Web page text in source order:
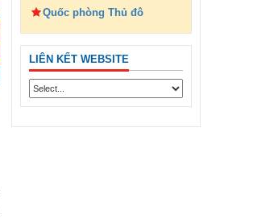
Quốc phòng Thủ đô
LIÊN KẾT WEBSITE